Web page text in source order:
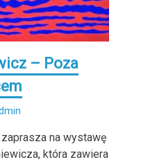
– Poza
zaprasza na wystawę
która zawiera